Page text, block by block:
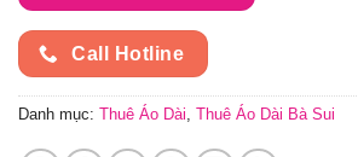
Call Hotline
Danh mục: Thuê Áo Dài, Thuê Áo Dài Bà Sui